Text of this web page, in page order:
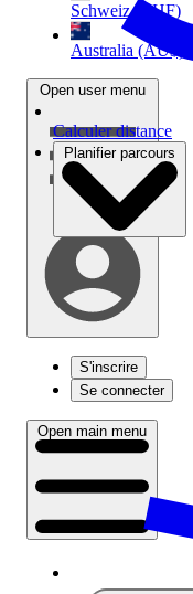
Schweiz (CHF)
Australia (AU$)
Open user menu
S'inscrire
Se connecter
Open main menu
Calculer distance
Planifier parcours